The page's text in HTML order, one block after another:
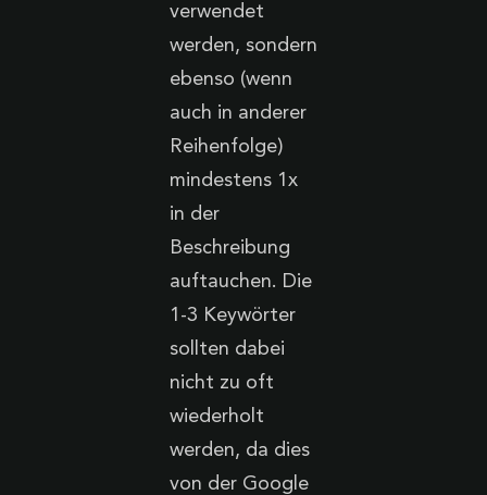
verwendet
werden, sondern
ebenso (wenn
auch in anderer
Reihenfolge)
mindestens 1x
in der
Beschreibung
auftauchen. Die
1-3 Keywörter
sollten dabei
nicht zu oft
wiederholt
werden, da dies
von der Google